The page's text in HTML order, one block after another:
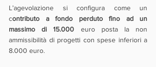
L’agevolazione si configura come un
contributo a fondo perduto fino ad un
massimo di 15.000 euro posta la non
ammissibilità di progetti con spese inferiori a
8.000 euro.